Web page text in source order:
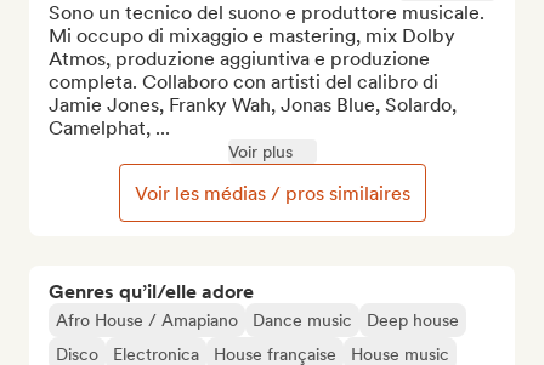
Genres qu’il/elle adore
Afro House / Amapiano Dance music
Deep house
Disco
Electronica House française
House music
Sono un tecnico del suono e produttore musicale.
Mi occupo di mixaggio e mastering, mix Dolby
Atmos, produzione aggiuntiva e produzione
completa. Collaboro con artisti del calibro di
Jamie Jones, Franky Wah, Jonas Blue, Solardo,
Camelphat, ...
Voir plus
Voir les médias / pros similaires